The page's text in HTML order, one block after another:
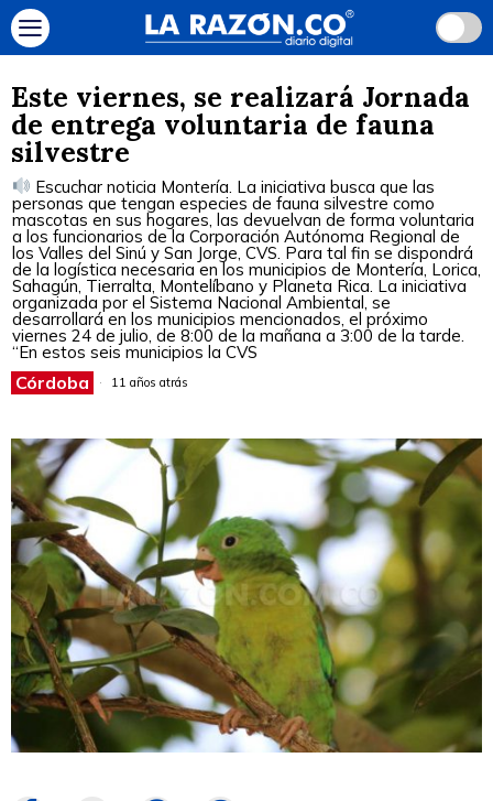
Este viernes, se realizará Jornada
de entrega voluntaria de fauna
silvestre
Escuchar noticia Montería. La iniciativa busca que las
personas que tengan especies de fauna silvestre como
mascotas en sus hogares, las devuelvan de forma voluntaria
a los funcionarios de la Corporación Autónoma Regional de
los Valles del Sinú y San Jorge, CVS. Para tal fin se dispondrá
de la logística necesaria en los municipios de Montería, Lorica,
Sahagún, Tierralta, Montelíbano y Planeta Rica. La iniciativa
organizada por el Sistema Nacional Ambiental, se
desarrollará en los municipios mencionados, el próximo
viernes 24 de julio, de 8:00 de la mañana a 3:00 de la tarde.
“En estos seis municipios la CVS
Córdoba 11 años atrás